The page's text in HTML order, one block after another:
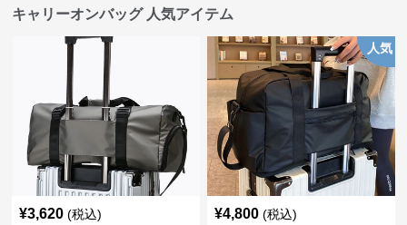
キャリーオンバッグ 人気アイテム
¥3,620 (税込)
人気
¥4,800 (税込)